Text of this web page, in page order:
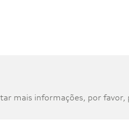
mais informações, por